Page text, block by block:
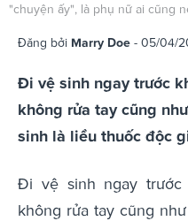
"chuyện ấy", là phụ nữ ai cũng
Đăng bởi Marry Doe - 05/04/
Đi vệ sinh ngay trước
không rửa tay cũng
sinh là liều thuốc độc
Đi vệ sinh ngay
không rửa tay cũng